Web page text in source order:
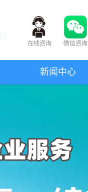
在线咨询 微信咨询
新闻中心